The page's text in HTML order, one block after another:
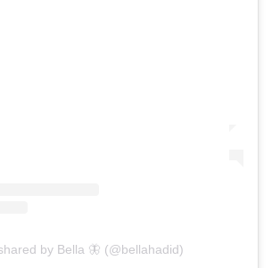
by Bella 🦋 (@bellahadid)